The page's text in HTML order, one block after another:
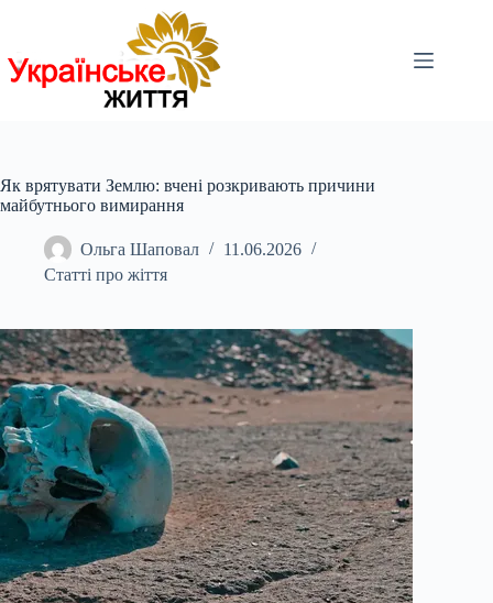
Як врятувати Землю: вчені розкривають причини
майбутнього вимирання
Ольга Шаповал
11.06.2026
Статті про жіття